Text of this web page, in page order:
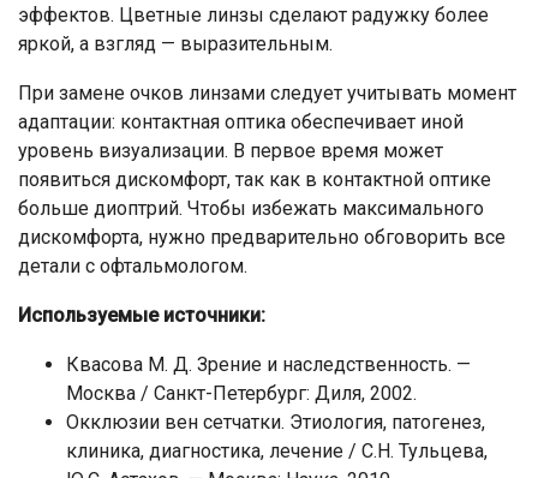
эффектов. Цветные линзы сделают радужку более
яркой, а взгляд — выразительным.
При замене очков линзами следует учитывать момент
адаптации: контактная оптика обеспечивает иной
уровень визуализации. В первое время может
появиться дискомфорт, так как в контактной оптике
больше диоптрий. Чтобы избежать максимального
дискомфорта, нужно предварительно обговорить все
детали с офтальмологом.
Используемые источники:
Квасова М. Д. Зрение и наследственность. —
Москва / Санкт-Петербург: Диля, 2002.
Окклюзии вен сетчатки. Этиология, патогенез,
клиника, диагностика, лечение / С.Н. Тульцева,